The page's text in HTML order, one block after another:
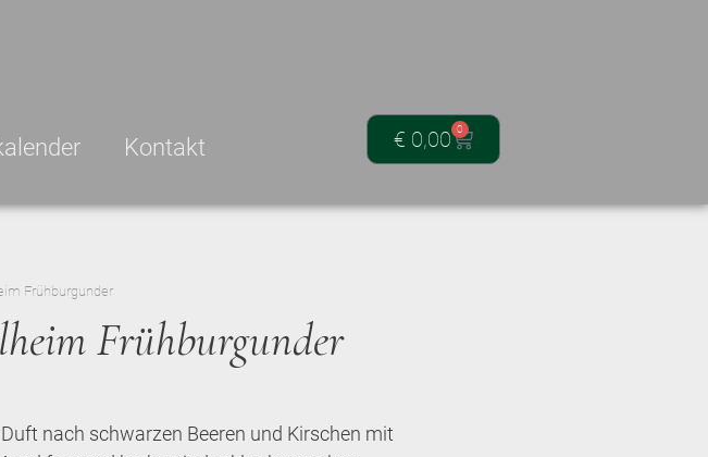
Kontakt € 0,00 0
Frühburgunder
Frühburgunder
nach schwarzen Beeren und Kirschen mit